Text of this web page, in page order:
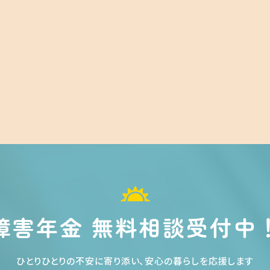
害年金 無料相談受付中
ひとりひとりの不安に寄り添い、安心の暮らしを応援します